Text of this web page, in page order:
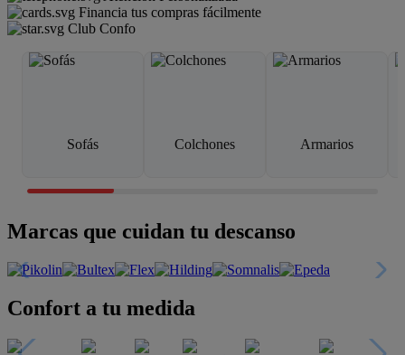
Financia tus compras fácilmente
Club Confo
Sofás Colchones Armarios
Marcas que cuidan tu descanso
Confort a tu medida